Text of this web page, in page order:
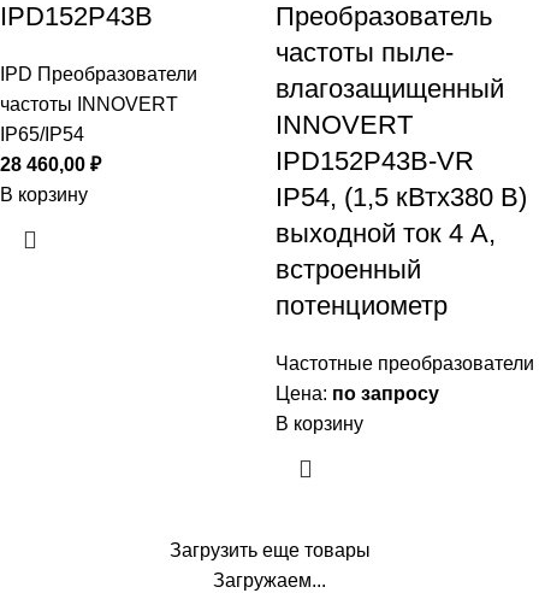
IPD152P43B
IPD Преобразователи
частоты INNOVERT
IP65/IP54
28 460,00 ₽
В корзину
Преобразователь
частоты пыле-
влагозащищенный
INNOVERT
IPD152P43B-VR
IP54, (1,5 кВтx380 В)
выходной ток 4 А,
встроенный
потенциометр
Частотные преобразователи
Цена: по запросу
В корзину
Загрузить еще товары
Загружаем...